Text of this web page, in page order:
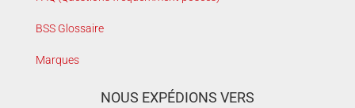
BSS Glossaire
Marques
NOUS EXPÉDIONS VERS